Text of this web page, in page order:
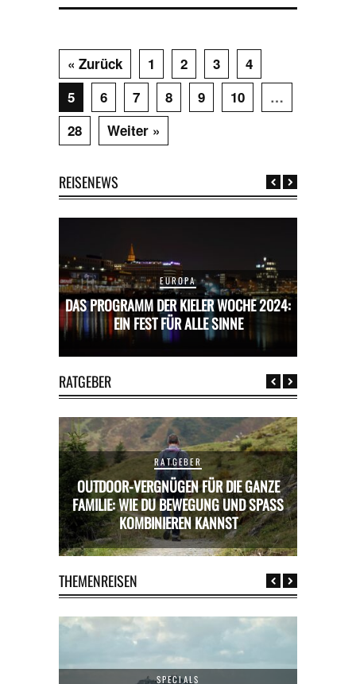
« Zurück 1 2 3
4
5
6 7 8 9 10
…
28
Weiter »
REISENEWS
EUROPA
DAS PROGRAMM DER KIELER WOCHE 2024:
EIN FEST FÜR ALLE SINNE
RATGEBER
RATGEBER
OUTDOOR-VERGNÜGEN FÜR DIE GANZE
FAMILIE: WIE DU BEWEGUNG UND SPASS K
OMBINIEREN KANNST
THEMENREISEN
SPECIALS